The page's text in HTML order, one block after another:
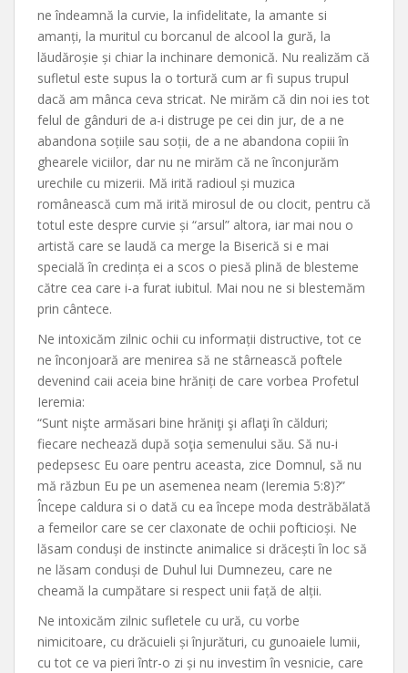
ne îndeamnă la curvie, la infidelitate, la amante si
amanți, la muritul cu borcanul de alcool la gură, la
lăudăroșie și chiar la inchinare demonică. Nu realizăm că
sufletul este supus la o tortură cum ar fi supus trupul
dacă am mânca ceva stricat. Ne mirăm că din noi ies tot
felul de gânduri de a-i distruge pe cei din jur, de a ne
abandona soțiile sau soții, de a ne abandona copiii în
ghearele viciilor, dar nu ne mirăm că ne înconjurăm
urechile cu mizerii. Mă irită radioul și muzica
românească cum mă irită mirosul de ou clocit, pentru că
totul este despre curvie și “arsul” altora, iar mai nou o
artistă care se laudă ca merge la Biserică si e mai
specială în credința ei a scos o piesă plină de blesteme
către cea care i-a furat iubitul. Mai nou ne si blestemăm
prin cântece.
Ne intoxicăm zilnic ochii cu informații distructive, tot ce
ne înconjoară are menirea să ne stârnească poftele
devenind caii aceia bine hrăniți de care vorbea Profetul
Ieremia:
“Sunt nişte armăsari bine hrăniţi şi aflaţi în călduri;
fiecare nechează după soţia semenului său. Să nu-i
pedepsesc Eu oare pentru aceasta, zice Domnul, să nu
mă răzbun Eu pe un asemenea neam (Ieremia 5:8)?”
Începe caldura si o dată cu ea începe moda destrăbălată
a femeilor care se cer claxonate de ochii pofticioși. Ne
lăsam conduși de instincte animalice si drăcești în loc să
ne lăsam conduși de Duhul lui Dumnezeu, care ne
cheamă la cumpătare si respect unii față de alții.
Ne intoxicăm zilnic sufletele cu ură, cu vorbe
nimicitoare, cu drăcuieli și înjurături, cu gunoaiele lumii,
cu tot ce va pieri într-o zi și nu investim în vesnicie, care